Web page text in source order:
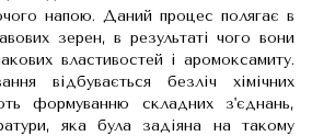
напою. Даний процес полягає в
зерен, в результаті чого вони
властивостей і аромоксамиту.
відбувається безліч хімічних
формуванню складних з'єднань,
яка була задіяна на такому